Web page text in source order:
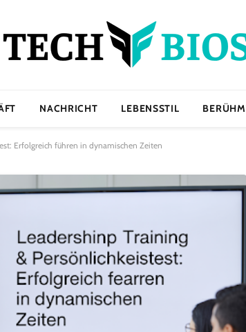
NACHRICHT LEBENSSTIL
Erfolgreich führen in dynamischen Zeiten